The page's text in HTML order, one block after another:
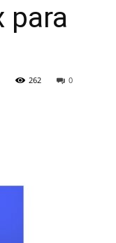
para
0
262